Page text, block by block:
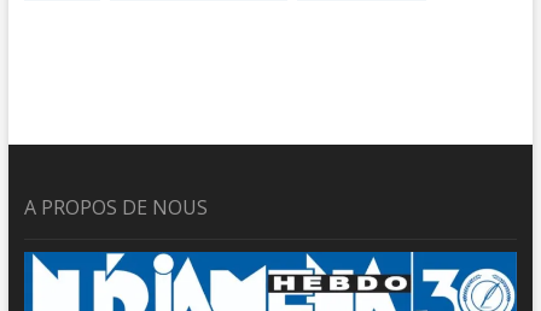
A PROPOS DE NOUS